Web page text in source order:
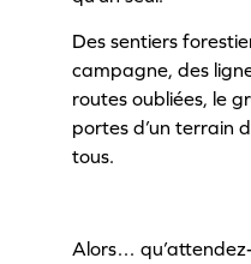
Des sentiers
campagne, des
routes oubliées, le
portes d’un terrain
tous.
Alors…